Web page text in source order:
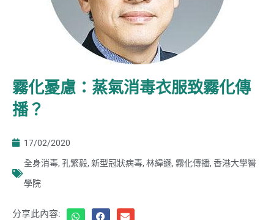
霧化憂慮：蒸氣消毒衣服致霧化傳
播？
17/02/2020
全身消毒, 孔繁毅, 新型冠狀病毒, 林緯遜, 霧化傳播, 香港大學醫
學院
分享此內容: